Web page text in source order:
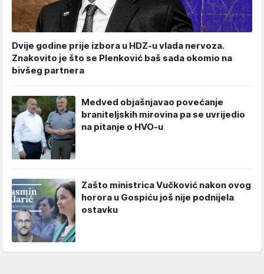
Dvije godine prije izbora u HDZ-u vlada nervoza.
Znakovito je što se Plenković baš sada okomio na
bivšeg partnera
Medved objašnjavao povećanje
braniteljskih mirovina pa se uvrijedio
na pitanje o HVO-u
Zašto ministrica Vučković nakon ovog
horora u Gospiću još nije podnijela
ostavku